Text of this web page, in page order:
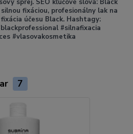
sprej. SEO kľúčové slová: Black
fixáciou, profesionálny lak na
účesu Black. Hashtagy:
#silnafixacia
#vlasovakosmetika
7